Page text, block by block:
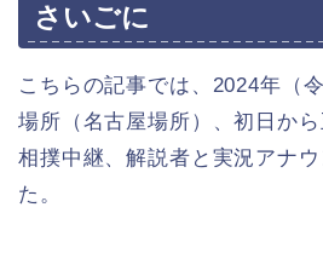
さいごに
こちらの記事では、2024年（
場所（名古屋場所）、初日か
相撲中継、解説者と実況アナ
た。